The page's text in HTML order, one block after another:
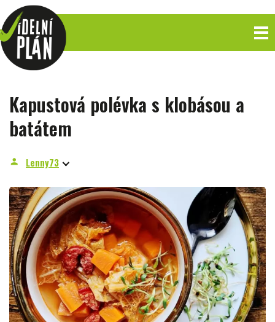
Kapustová polévka s klobásou a
batátem
person Lenny73